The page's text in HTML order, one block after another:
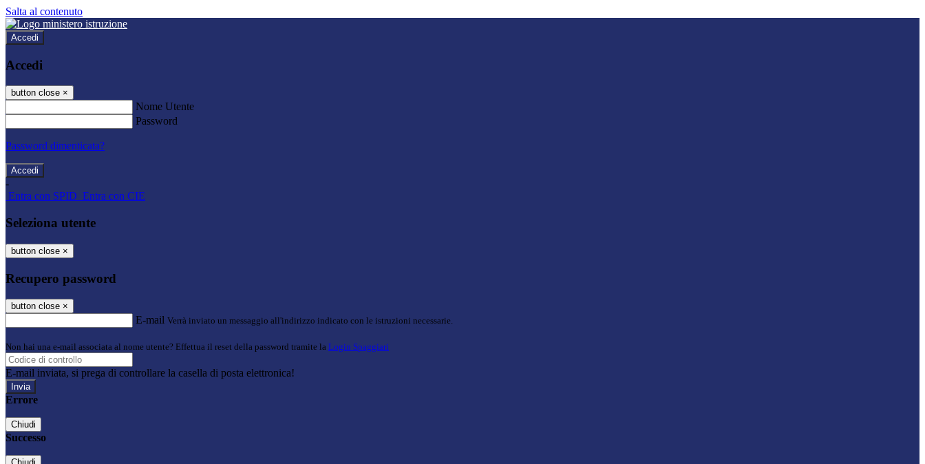
Salta al contenuto
Accedi
Accedi
button close ×
Nome Utente
Password
Password dimenticata?
-
Entra con SPID Entra con CIE
Seleziona utente
button close ×
Recupero password
button close ×
E-mail Verrà inviato un messaggio all'indirizzo indicato con le istruzioni necessarie.
Non hai una e-mail associata al nome utente? Effettua il reset della password tramite la Login Spaggiari
E-mail inviata, si prega di controllare la casella di posta elettronica!
Errore
Chiudi
Successo